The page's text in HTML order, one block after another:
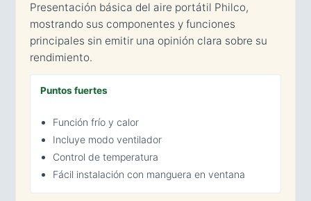
Presentación básica del aire portátil Philco,
mostrando sus componentes y funciones
principales sin emitir una opinión clara sobre su
rendimiento.
Puntos fuertes
Función frío y calor
Incluye modo ventilador
Control de temperatura
Fácil instalación con manguera en ventana